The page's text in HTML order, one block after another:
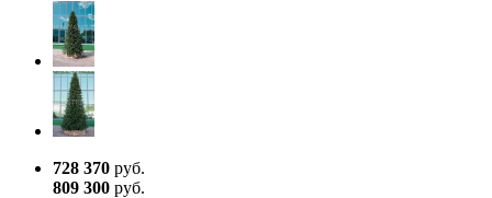
728 370 руб.
809 300 руб.